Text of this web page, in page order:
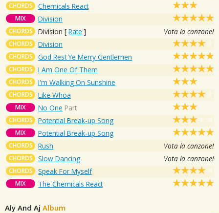
CHORDS Chemicals React
MIX Division
CHORDS Division [ Rate ] Vota la canzone!
CHORDS Division
CHORDS God Rest Ye Merry Gentlemen
CHORDS I Am One Of Them
CHORDS I'm Walking On Sunshine
CHORDS Like Whoa
MIX No One Part
CHORDS Potential Break-up Song
MIX Potential Break-up Song
CHORDS Rush Vota la canzone!
CHORDS Slow Dancing Vota la canzone!
CHORDS Speak For Myself
MIX The Chemicals React
Aly And Aj Album